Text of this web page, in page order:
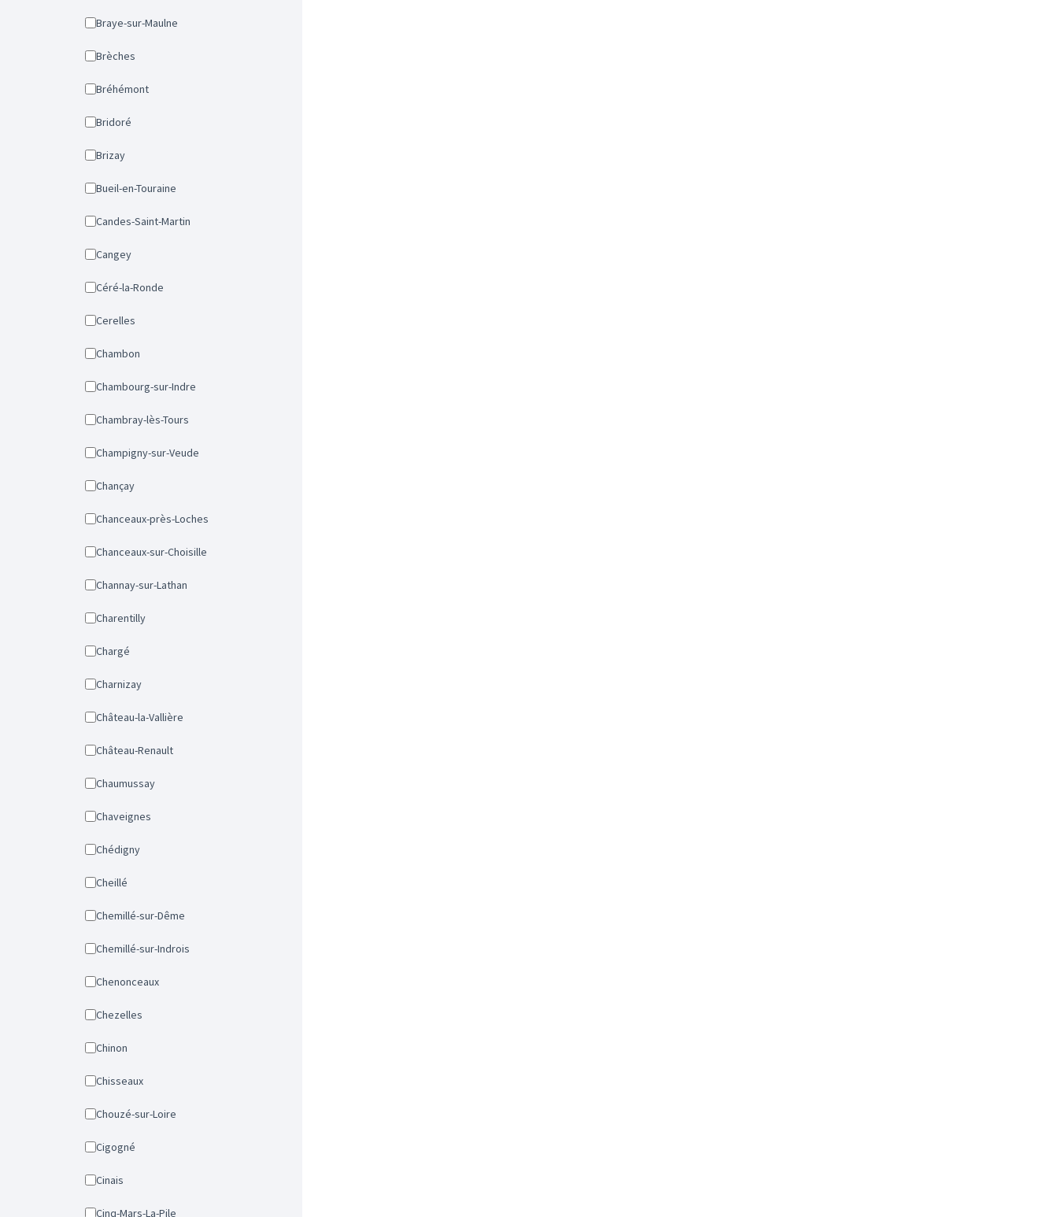
Braye-sur-Maulne
Brèches
Bréhémont
Bridoré
Brizay
Bueil-en-Touraine
Candes-Saint-Martin
Cangey
Céré-la-Ronde
Cerelles
Chambon
Chambourg-sur-Indre
Chambray-lès-Tours
Champigny-sur-Veude
Chançay
Chanceaux-près-Loches
Chanceaux-sur-Choisille
Channay-sur-Lathan
Charentilly
Chargé
Charnizay
Château-la-Vallière
Château-Renault
Chaumussay
Chaveignes
Chédigny
Cheillé
Chemillé-sur-Dême
Chemillé-sur-Indrois
Chenonceaux
Chezelles
Chinon
Chisseaux
Chouzé-sur-Loire
Cigogné
Cinais
Cinq-Mars-La-Pile